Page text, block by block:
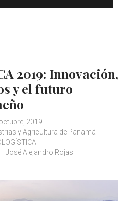
2019: Innovación,
y el futuro
2019
y Agricultura de Panamá
José Alejandro Rojas